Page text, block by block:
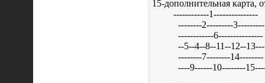
15-дополнительная карта,
------------1---------------
--------2---------3---------
------------6---------------
--5--4--8--11--12--13---
--------7--------14--------
----9------10--------